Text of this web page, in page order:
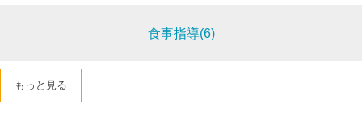
食事指導(6)
もっと見る